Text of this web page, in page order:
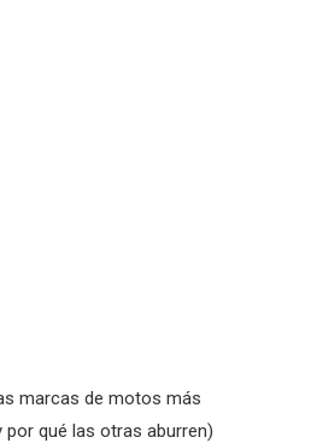
marcas de motos más
por qué las otras aburren)